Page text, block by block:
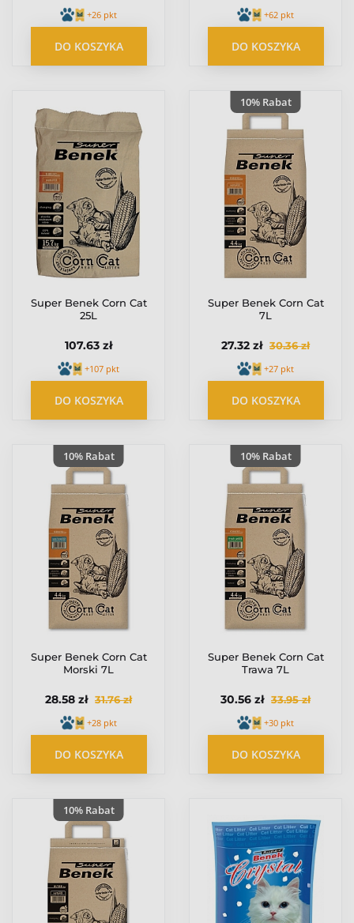
+26 pkt
DO KOSZYKA
+62 pkt
DO KOSZYKA
Super Benek Corn Cat
25L
107.63 zł
+107 pkt
DO KOSZYKA
10% Rabat
Super Benek Corn Cat
7L
27.32 zł 30.36 zł
+27 pkt
DO KOSZYKA
10% Rabat
Super Benek Corn Cat
Morski 7L
28.58 zł 31.76 zł
+28 pkt
DO KOSZYKA
10% Rabat
Super Benek Corn Cat
Trawa 7L
30.56 zł 33.95 zł
+30 pkt
DO KOSZYKA
10% Rabat